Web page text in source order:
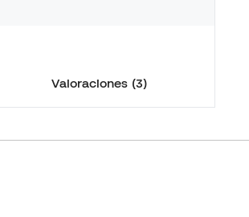
Valoraciones (3)